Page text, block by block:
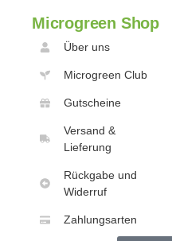
Microgreen Shop
Über uns
Microgreen Club
Gutscheine
Versand &
Lieferung
Rückgabe und
Widerruf
Zahlungsarten